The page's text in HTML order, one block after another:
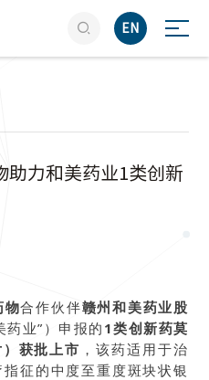
 EN
助力和美药业1类创新
物合作伙伴赣州和美药业股
药业”）申报的 1类创新药莫
获批上市 ，该药适用于治
征的中度至重度斑块状银